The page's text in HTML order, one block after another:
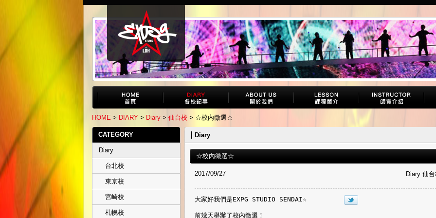
HOME > DIARY > Diary > 仙台校 > ☆校內徵選☆
CATEGORY
Diary
台北校
東京校
宮崎校
札幌校
Diary
☆校內徵選☆
2017/09/27 Diary 仙
大家好我們是EXPG STUDIO SENDAI☆
前幾天舉辦了校內徵選！